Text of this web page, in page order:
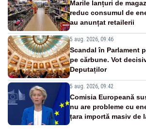
Marile lanțuri de
reduc consumul de
au anunțat retailerii
5 aug. 2026, 09:46
Scandal în Parlament
pe cărbune. Vot
Deputaților
5 aug. 2026, 09:42
Comisia Europeană
nu are probleme cu
țara importă masiv de